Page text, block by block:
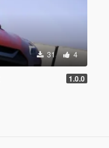
31 4
1.0.0